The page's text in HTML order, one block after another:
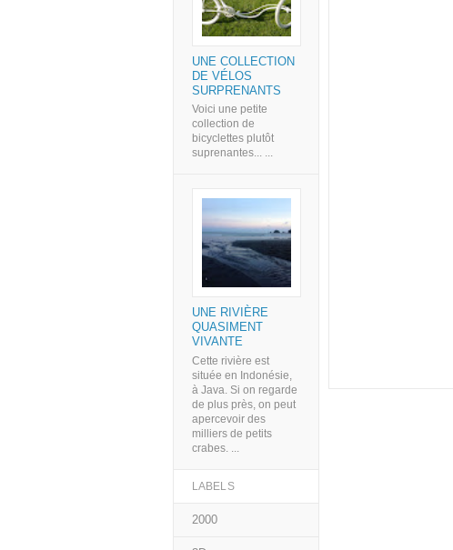
UNE COLLECTION
DE VÉLOS
SURPRENANTS
Voici une petite
collection de
bicyclettes plutôt
suprenantes... ...
UNE RIVIÈRE
QUASIMENT
VIVANTE
Cette rivière est
située en Indonésie,
à Java. Si on regarde
de plus près, on peut
apercevoir des
milliers de petits
crabes. ...
LABELS
2000